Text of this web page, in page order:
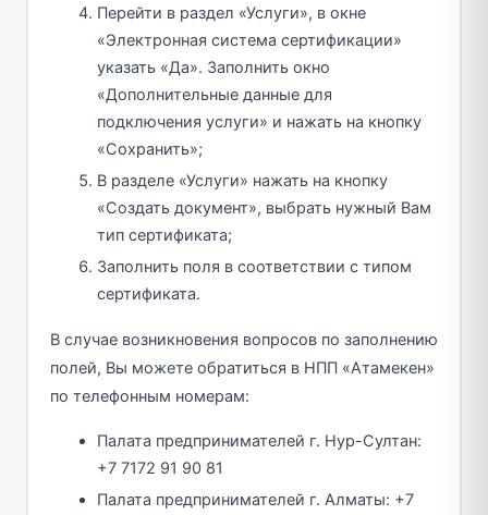
Перейти в раздел «Услуги», в окне
«Электронная система сертификации»
указать «Да». Заполнить окно
«Дополнительные данные для
подключения услуги» и нажать на кнопку
«Сохранить»;
В разделе «Услуги» нажать на кнопку
«Создать документ», выбрать нужный Вам
тип сертификата;
Заполнить поля в соответствии с типом
сертификата.
В случае возникновения вопросов по заполнению
полей, Вы можете обратиться в НПП «Атамекен»
по телефонным номерам:
Палата предпринимателей г. Нур-Султан:
+7 7172 91 90 81
Палата предпринимателей г. Алматы: +7